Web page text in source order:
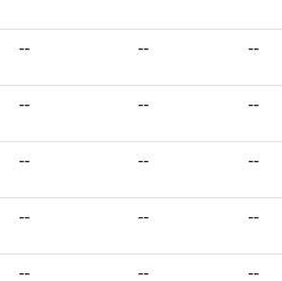
-- -- --
-- -- --
-- -- --
-- -- --
-- -- --